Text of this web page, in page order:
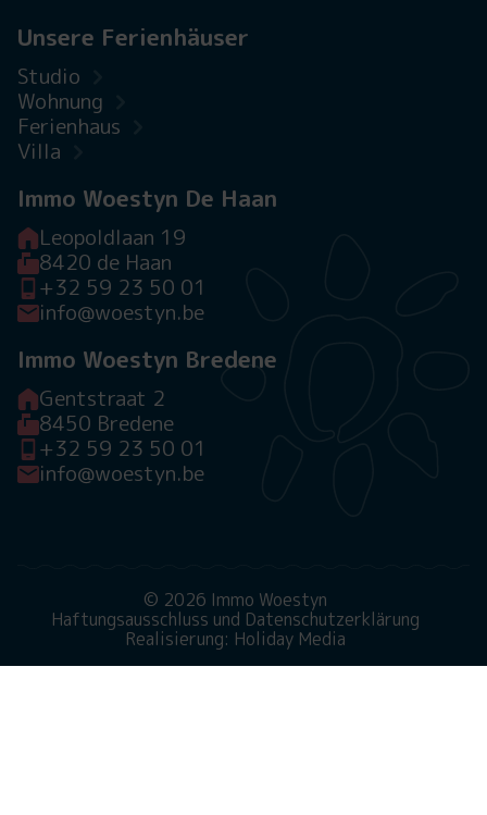
Unsere Ferienhäuser
Studio
Wohnung
Ferienhaus
Villa
Immo Woestyn De Haan
Leopoldlaan 19
8420 de Haan
+32 59 23 50 01
info@woestyn.be
Immo Woestyn Bredene
Gentstraat 2
8450 Bredene
+32 59 23 50 01
info@woestyn.be
© 2026 Immo Woestyn
Haftungsausschluss und Datenschutzerklärung
Realisierung: Holiday Media